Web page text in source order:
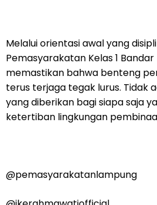
Melalui orientasi awal yang
Pemasyarakatan Kelas 1
memastikan bahwa benteng
terus terjaga tegak lurus. Tidak
yang diberikan bagi siapa saja
ketertiban lingkungan
@pemasyarakatanlampung